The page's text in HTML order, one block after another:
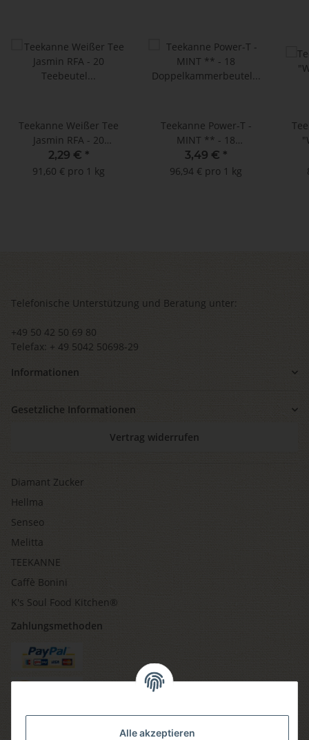
Alle akzeptieren
Teekanne Weißer Tee
Jasmin RFA - 20
Teebeutel à 1,25 g
2,29 € *
91,60 € pro 1 kg
Teekanne Power-T -
MINT ** - 18
Doppelkammerbeutel à
2 g
3,49 € *
96,94 € pro 1 kg
-
Telefonische Unterstützung und Beratung unter:
+49 50 42 50 69 80
Telefax: + 49 5042 50698-29
Informationen
Gesetzliche Informationen
Vertrag widerrufen
Diamant Zucker
Hellma
Senseo
Melitta
TEEKANNE
Caffè Bonini
K's Soul Food Kitchen®
Zahlungsmethoden
Versandmethoden